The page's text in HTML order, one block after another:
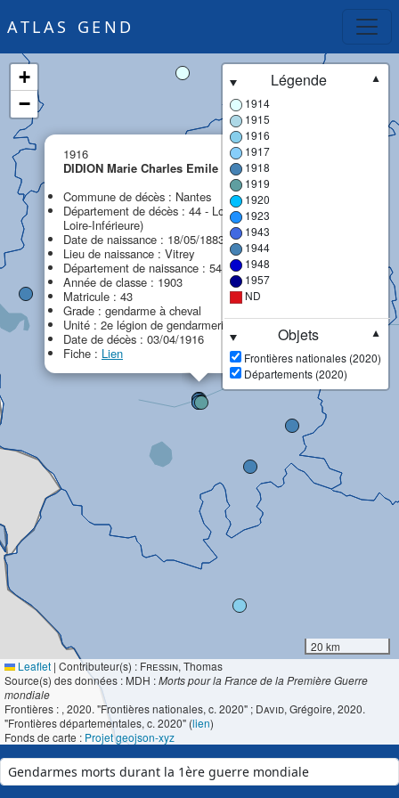
ATLAS GEND
1916
DIDION Marie Charles Emile
Commune de décès : Nantes
Département de décès : 44 - Loire-Atlantique (ex
Loire-Inférieure)
Date de naissance : 18/05/1883
Lieu de naissance : Vitrey
Département de naissance : 54 - Meurthe-et-Moselle
Année de classe : 1903
Matricule : 43
Grade : gendarme à cheval
Unité : 2e légion de gendarmerie (2e LG)
Date de décès : 03/04/1916
Fiche : Lien
+
−
Légende
▼
1914
1915
1916
1917
1918
1919
1920
1923
1943
1944
1948
1957
ND
Objets
▼
Frontières nationales (2020)
Départements (2020)
20 km
Leaflet | Contributeur(s) : Fressin, Thomas
Source(s) des données : MDH :Morts pour la France de la Première Guerre
mondiale
Frontières : , 2020. "Frontières nationales, c. 2020" ; David, Grégoire, 2020.
"Frontières départementales, c. 2020" (lien)
Fonds de carte : Projet geojson-xyz